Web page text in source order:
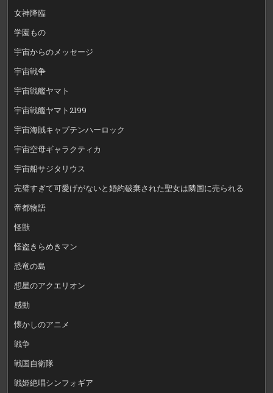
女神降臨
学園もの
宇宙からのメッセージ
宇宙戦争
宇宙戦艦ヤマト
宇宙戦艦ヤマト2199
宇宙海賊キャプテンハーロック
宇宙空母ギャラクティカ
宇宙船サジタリウス
完璧すぎて可愛げがないと婚約破棄された聖女は隣国に売られる
帝都物語
怪獣
怪盗きらめきマン
恐竜の島
想星のアクエリオン
感動
懐かしのアニメ
戦争
戦国自衛隊
戦姫絶唱シンフォギア